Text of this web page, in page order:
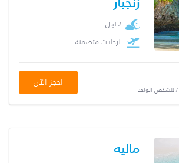
2 ليال
الرحلات متضمنة
/ للشخص الواحد
احجز الآن
ماليه